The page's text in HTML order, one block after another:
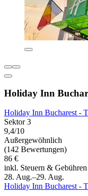
Holiday Inn
Holiday Inn Bucharest -
Sektor 3
9,4/10
Außergewöhnlich
(142 Bewertungen)
86 €
inkl. Steuern & Gebühren
28. Aug.–29. Aug.
Holiday Inn Bucharest -